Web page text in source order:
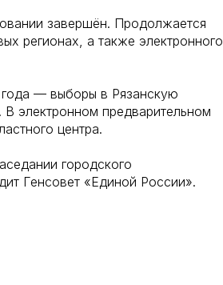
завершён. Продолжается
регионах, а также электронного
года — выборы в Рязанскую
электронном предварительном
центра.
городского
Генсовет «Единой России».